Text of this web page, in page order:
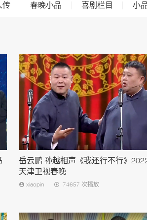
传 春晚小品 喜剧栏目 小
岳云鹏 孙越相声《我还行不行》
天津卫视春晚
xiaopin 74657 次播放